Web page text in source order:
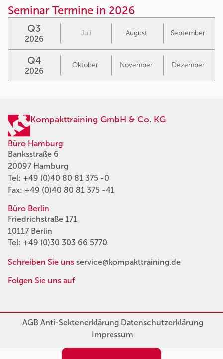
Seminar Termine in 2026
Q3
2026
Juli August September
Q4
2026
Oktober November Dezember
Kompakttraining GmbH & Co. KG
Büro Hamburg
Banksstraße 6
20097 Hamburg
Tel: +49 (0)40 80 81 375 -0
Fax: +49 (0)40 80 81 375 -41
Büro Berlin
Friedrichstraße 171
10117 Berlin
Tel: +49 (0)30 303 66 5770
Schreiben Sie uns service@kompakttraining.de
Folgen Sie uns auf
AGBAnti-SektenerklärungDatenschutzerklärung
Impressum